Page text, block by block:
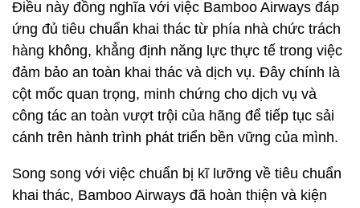
Điều này đồng nghĩa với việc Bamboo Airways đáp
ứng đủ tiêu chuẩn khai thác từ phía nhà chức trách
hàng không, khẳng định năng lực thực tế trong việc
đảm bảo an toàn khai thác và dịch vụ. Đây chính là
cột mốc quan trọng, minh chứng cho dịch vụ và
công tác an toàn vượt trội của hãng để tiếp tục sải
cánh trên hành trình phát triển bền vững của mình.
Song song với việc chuẩn bị kĩ lưỡng về tiêu chuẩn
khai thác, Bamboo Airways đã hoàn thiện và kiện